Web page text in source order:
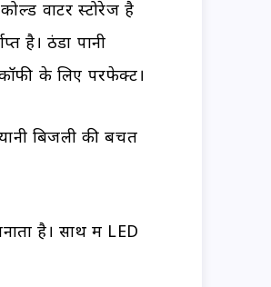
वाटर स्टोरेज है
है। ठंडा पानी
के लिए परफेक्ट।
बिजली की बचत
है। साथ में LED